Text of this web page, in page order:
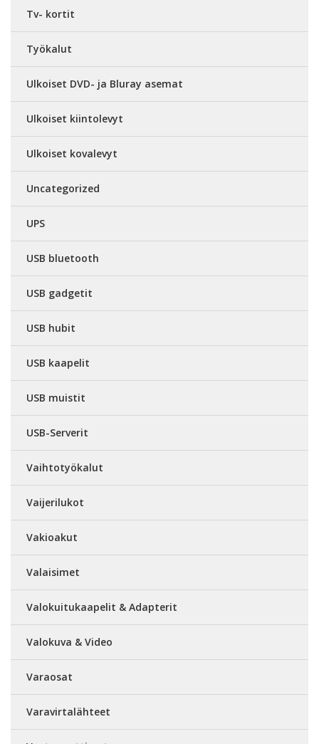
Tv- kortit
Työkalut
Ulkoiset DVD- ja Bluray asemat
Ulkoiset kiintolevyt
Ulkoiset kovalevyt
Uncategorized
UPS
USB bluetooth
USB gadgetit
USB hubit
USB kaapelit
USB muistit
USB-Serverit
Vaihtotyökalut
Vaijerilukot
Vakioakut
Valaisimet
Valokuitukaapelit & Adapterit
Valokuva & Video
Varaosat
Varavirtalähteet